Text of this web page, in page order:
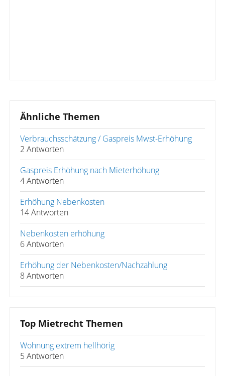
Ähnliche Themen
Verbrauchsschätzung / Gaspreis Mwst-Erhöhung
2 Antworten
Gaspreis Erhöhung nach Mieterhöhung
4 Antworten
Erhöhung Nebenkosten
14 Antworten
Nebenkosten erhöhung
6 Antworten
Erhöhung der Nebenkosten/Nachzahlung
8 Antworten
Top Mietrecht Themen
Wohnung extrem hellhörig
5 Antworten